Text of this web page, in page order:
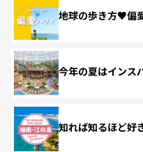
地球の歩き方♥偏
今年の夏はインス
知れば知るほど好